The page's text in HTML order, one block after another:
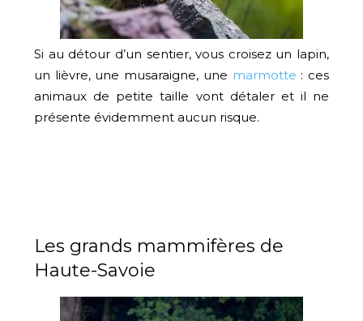
Si au détour d’un sentier, vous croisez un lapin,
un lièvre, une musaraigne, une marmotte : ces
animaux de petite taille vont détaler et il ne
présente évidemment aucun risque.
Les grands mammifères de
Haute-Savoie